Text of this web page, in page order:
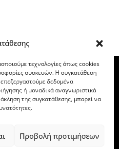
τεχνολογίες όπως cookies
συσκευών. Η συγκατάθεση
επεξεργαστούμε δεδομένα
ή μοναδικά αναγνωριστικά
της συγκατάθεσης, μπορεί να
Προβολή προτιμήσεων